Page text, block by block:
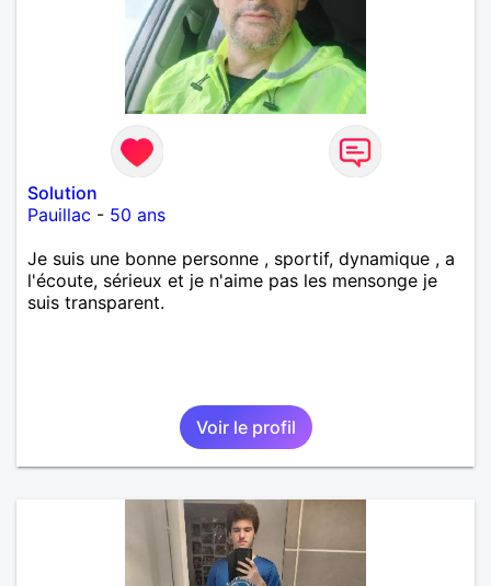
Solution
Pauillac - 50 ans
Je suis une bonne personne , sportif, dynamique , a
l'écoute, sérieux et je n'aime pas les mensonge je
suis transparent.
Voir le profil